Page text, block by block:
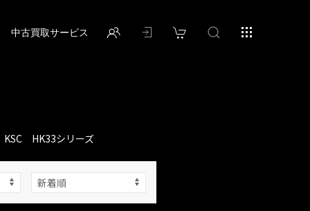
中古買取サービス
KSC HK33シリーズ